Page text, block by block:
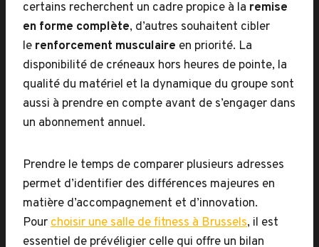
certains recherchent un cadre propice à la remise
en forme complète, d’autres souhaitent cibler
le renforcement musculaire en priorité. La
disponibilité de créneaux hors heures de pointe, la
qualité du matériel et la dynamique du groupe sont
aussi à prendre en compte avant de s’engager dans
un abonnement annuel.
Prendre le temps de comparer plusieurs adresses
permet d’identifier des différences majeures en
matière d’accompagnement et d’innovation.
Pourchoisir une salle de fitness à Brussels, il est
essentiel de prévéligier celle qui offre un bilan